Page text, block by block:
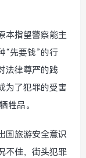
本指望警察能主
“先要钱”的行
法律尊严的践
为了犯罪的受害
牲品。
国旅游安全意识
不佳，街头犯罪